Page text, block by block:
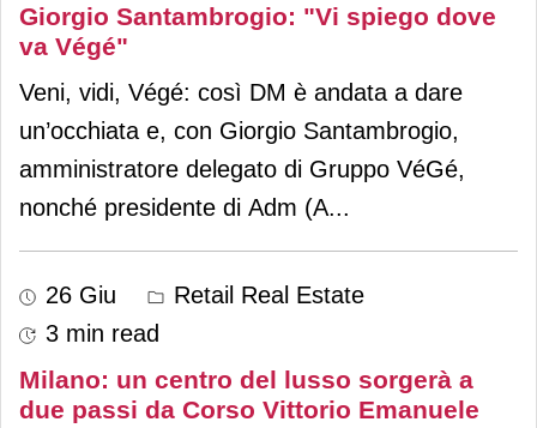
Giorgio Santambrogio: "Vi spiego dove
va Végé"
Veni, vidi, Végé: così DM è andata a dare
un’occhiata e, con Giorgio Santambrogio,
amministratore delegato di Gruppo VéGé,
nonché presidente di Adm (A...
26 Giu
Retail Real Estate
3 min read
Milano: un centro del lusso sorgerà a
due passi da Corso Vittorio Emanuele